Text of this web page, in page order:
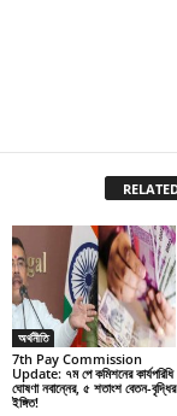
অর্থনীতি
7th Pay Commission
Update: ৭ম পে কমিশনের কার্যপরিধি
ঘোষণা নবান্নের, ৫ শতাংশ বেতন-বৃদ্ধির
ইঙ্গিত!